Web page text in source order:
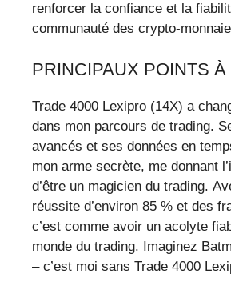
renforcer la confiance et la
communauté des crypto-
PRINCIPAUX POINTS
Trade 4000 Lexipro (14X) a
dans mon parcours de trading.
avancés et ses données en
mon arme secrète, me donnant
d’être un magicien du trading.
réussite d’environ 85 % et des
c’est comme avoir un acolyte
monde du trading. Imaginez
– c’est moi sans Trade 4000